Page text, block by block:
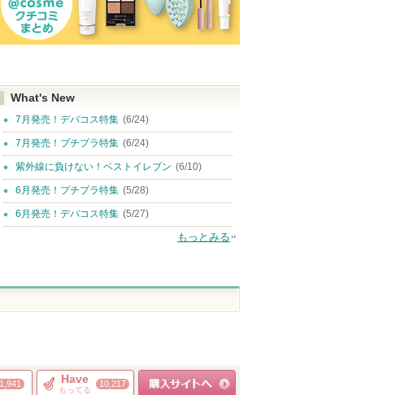
What's New
7月発売！デパコス特集 (6/24)
7月発売！プチプラ特集 (6/24)
紫外線に負けない！ベストイレブン (6/10)
6月発売！プチプラ特集 (5/28)
6月発売！デパコス特集 (5/27)
もっとみる
1,941 Have
もってる
10,217